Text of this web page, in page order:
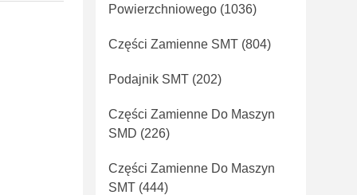
Powierzchniowego (1036)
Części Zamienne SMT (804)
Podajnik SMT (202)
Części Zamienne Do Maszyn
SMD (226)
Części Zamienne Do Maszyn
SMT (444)